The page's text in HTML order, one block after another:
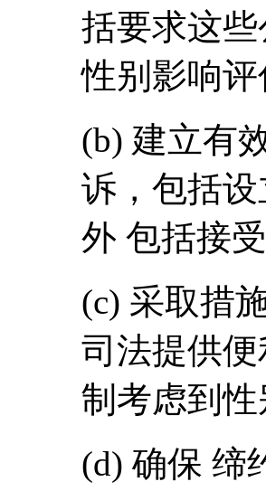
括要求这
性别影响评
(b) 建立有
诉，包括
外 包括接
(c) 采取措
司法提供
制考虑到性
(d) 确保 缔